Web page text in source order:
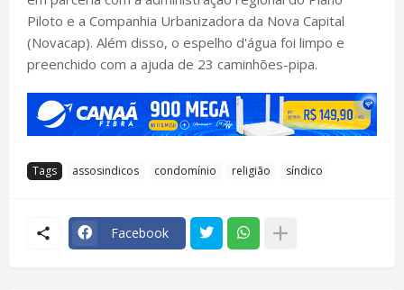
Piloto e a Companhia Urbanizadora da Nova Capital
(Novacap). Além disso, o espelho d'água foi limpo e
preenchido com a ajuda de 23 caminhões-pipa.
Tags assosindicos condomínio religião síndico
Facebook